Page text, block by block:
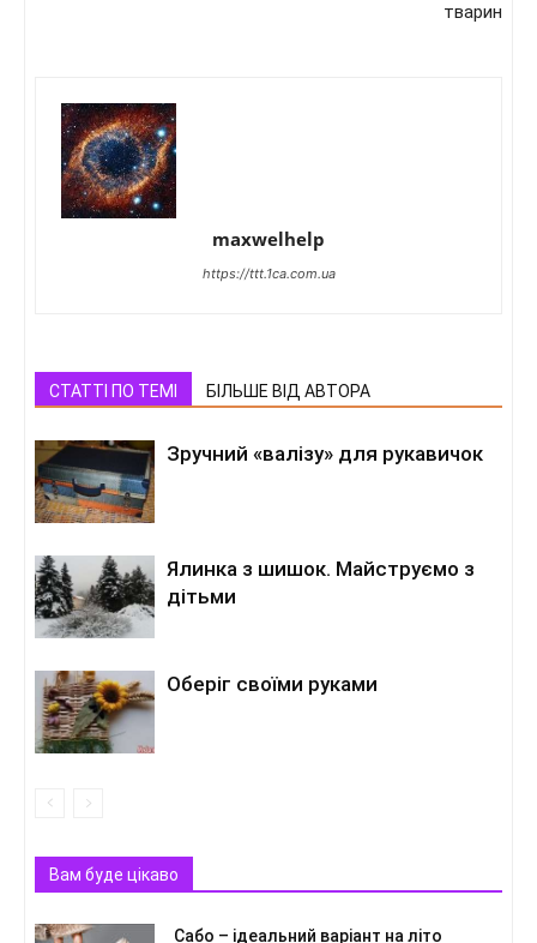
тварин
maxwelhelp
https://ttt.1ca.com.ua
СТАТТІ ПО ТЕМІ БІЛЬШЕ ВІД АВТОРА
Зручний «валізу» для рукавичок
Ялинка з шишок. Майструємо з
дітьми
Оберіг своїми руками
Вам буде цікаво
Сабо – ідеальний варіант на літо